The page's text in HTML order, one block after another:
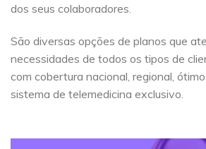
dos seus colaboradores.
São diversas opções de planos que
necessidades de todos os tipos de
com cobertura nacional, regional,
sistema de telemedicina exclusivo.